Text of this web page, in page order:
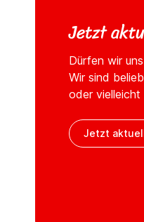
Jetzt
Dürfen wir
Wir sind
oder vielleicht
Jetzt